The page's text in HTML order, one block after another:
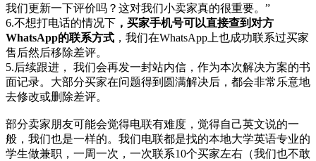
我们更新一下评价吗？这对我们小卖家真的很重要。”
6.不想打电话的情况下 ，买家手机号可以直接查到对方
WhatsApp的联系方式 ，我们在WhatsApp上也成功联系过买家
售后然后移除差评。
5.后续跟进， 我们会再发一封站内信，作为本次解决方案的书
面记录。大部分买家在问题得到圆满解决后，都会非常乐意地
去修改或删除差评。
部分卖家朋友可能会觉得电联有难度，觉得自己英文说的一
般，我们也是一样的。我们电联都是找的本地大学英语专业的
学生做兼职，一周一次，一次联系10个买家左右（我们也不敢